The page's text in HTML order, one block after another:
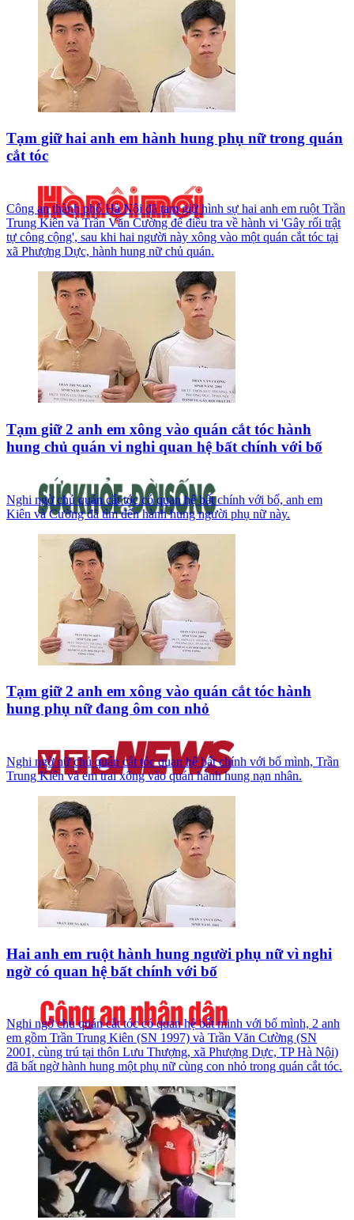
Tạm giữ hai anh em hành hung phụ nữ trong quán
cắt tóc
Công an thành phố Hà Nội đã tạm giữ hình sự hai anh em ruột Trần
Trung Kiên và Trần Văn Cường để điều tra về hành vi 'Gây rối trật
tự công cộng', sau khi hai người này xông vào một quán cắt tóc tại
xã Phượng Dực, hành hung nữ chủ quán.
Tạm giữ 2 anh em xông vào quán cắt tóc hành
hung chủ quán vi nghi quan hệ bất chính với bố
Nghi ngờ chủ quán cắt tóc có quan hệ bất chính với bố, anh em
Kiên và Cường đã tìm đến hành hung người phụ nữ này.
Tạm giữ 2 anh em xông vào quán cắt tóc hành
hung phụ nữ đang ôm con nhỏ
Nghi ngờ nữ chủ quán cắt tóc quan hệ bất chính với bố mình, Trần
Trung Kiên và em trai xông vào quán hành hung nạn nhân.
Hai anh em ruột hành hung người phụ nữ vì nghi
ngờ có quan hệ bất chính với bố
Nghi ngờ chủ quán cắt tóc có quan hệ bất minh với bố mình, 2 anh
em gồm Trần Trung Kiên (SN 1997) và Trần Văn Cường (SN
2001, cùng trú tại thôn Lưu Thượng, xã Phượng Dực, TP Hà Nội)
đã bất ngờ hành hung một phụ nữ cùng con nhỏ trong quán cắt tóc.